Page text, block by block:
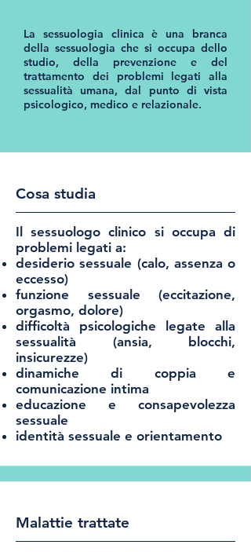
​La sessuologia clinica è una branca
della sessuologia che si occupa dello
studio, della prevenzione e del
trattamento dei problemi legati alla
sessualità umana, dal punto di vista
psicologico, medico e relazionale.
Cosa studia
Il sessuologo clinico si occupa di
problemi legati a:
desiderio sessuale (calo, assenza o
eccesso)
funzione sessuale (eccitazione,
orgasmo, dolore)
difficoltà psicologiche legate alla
sessualità (ansia, blocchi,
insicurezze)
dinamiche di coppia e
comunicazione intima
educazione e consapevolezza
sessuale
identità sessuale e orientamento
Malattie trattate